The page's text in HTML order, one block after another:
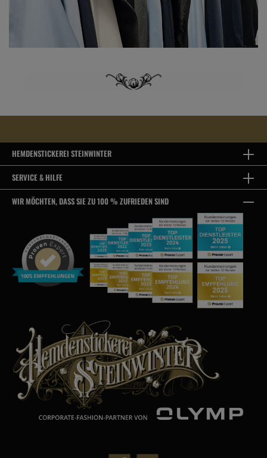
HEMDENSTICKEREI STEINWINTER
SERVICE & HILFE
WIR MÖCHTEN, DASS SIE ZU 100 % ZUFRIEDEN SIND